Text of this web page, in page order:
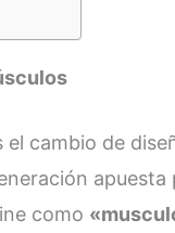
cambio de
como